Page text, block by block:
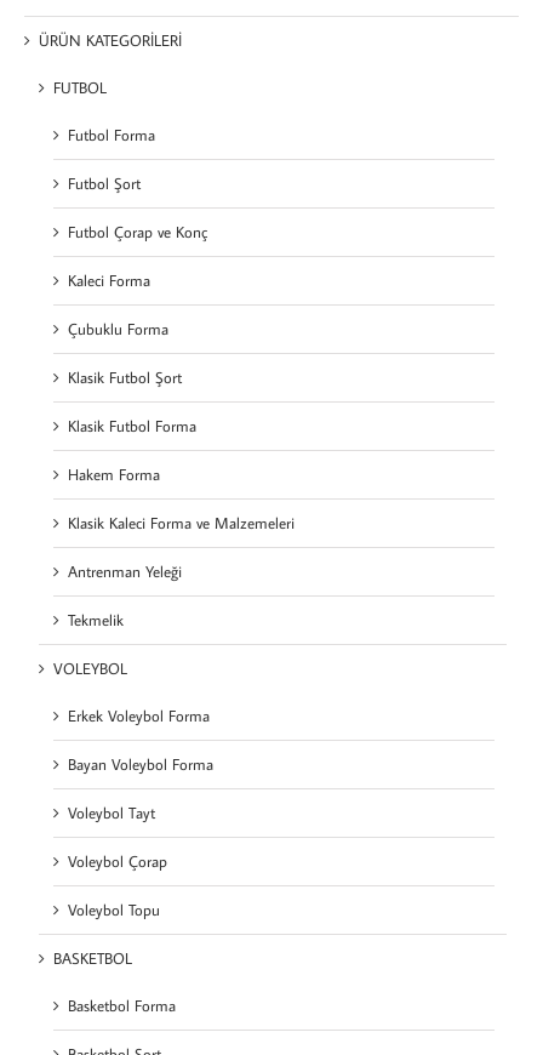
ÜRÜN KATEGORİLERİ
FUTBOL
Futbol Forma
Futbol Şort
Futbol Çorap ve Konç
Kaleci Forma
Çubuklu Forma
Klasik Futbol Şort
Klasik Futbol Forma
Hakem Forma
Klasik Kaleci Forma ve Malzemeleri
Antrenman Yeleği
Tekmelik
VOLEYBOL
Erkek Voleybol Forma
Bayan Voleybol Forma
Voleybol Tayt
Voleybol Çorap
Voleybol Topu
BASKETBOL
Basketbol Forma